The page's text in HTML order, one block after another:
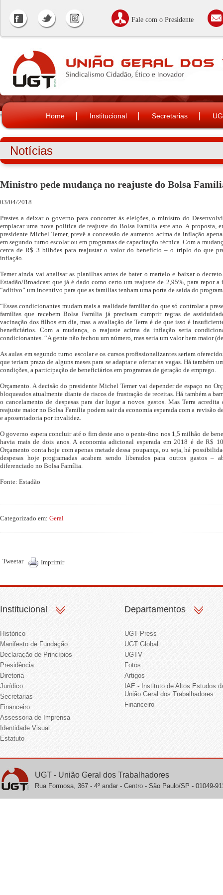
Fale com o Presidente
Home Institucional Secretarias
Notícias
Ministro pede mudança no reajuste do Bolsa
03/04/2018
Prestes a deixar o governo para concorrer às eleições, o ministro do
emplacar uma nova política de reajuste do Bolsa Família este ano. A proposta,
presidente Michel Temer, prevê a concessão de aumento acima da inflação
em segundo turno escolar ou em programas de capacitação técnica. Com a
cerca de R$ 3 bilhões para reajustar o valor do benefício – o triplo do que
inflação.
Temer ainda vai analisar as planilhas antes de bater o martelo e baixar o
Estadão/Broadcast que já é dado como certo um reajuste de 2,95%, para repor
“aditivo” um incentivo para que as famílias tenham uma porta de saída do
“Essas condicionantes mudam mais a realidade familiar do que só controlar a
famílias que recebem Bolsa Família já precisam cumprir regras de
vacinação dos filhos em dia, mas a avaliação de Terra é de que isso é
beneficiários. Com a mudança, o reajuste acima da inflação seria
condicionantes. “A gente não fechou um número, mas seria um valor bem maior
As aulas em segundo turno escolar e os cursos profissionalizantes seriam
que teriam prazo de alguns meses para se adaptar e ofertar as vagas. Há também
condições, a participação de beneficiários em programas de geração de emprego.
Orçamento. A decisão do presidente Michel Temer vai depender de espaço no
bloqueados atualmente diante de riscos de frustração de receitas. Há também a
o cancelamento de despesas para dar lugar a novos gastos. Mas Terra
reajuste maior no Bolsa Família podem sair da economia esperada com a revisão
e aposentadoria por invalidez.
O governo espera concluir até o fim deste ano o pente-fino nos 1,5 milhão de
havia mais de dois anos. A economia adicional esperada em 2018 é de R$
Orçamento conta hoje com apenas metade dessa poupança, ou seja, há
despesas hoje programadas acabem sendo liberados para outros gastos –
diferenciado no Bolsa Família.
Fonte: Estadão
Categorizado em: Geral
Tweetar Imprimir
Institucional
Histórico
Manifesto de Fundação
Declaração de Princípios
Presidência
Diretoria
Jurídico
Secretarias
Financeiro
Assessoria de Imprensa
Identidade Visual
Estatuto
Departamentos
UGT Press
UGT Global
UGTV
Fotos
Artigos
IAE - Instituto de Altos Estudos
União Geral dos Trabalhadores
Financeiro
UGT - União Geral dos Trabalhadores
Rua Formosa, 367 - 4º andar - Centro - São Paulo/SP - 01049-